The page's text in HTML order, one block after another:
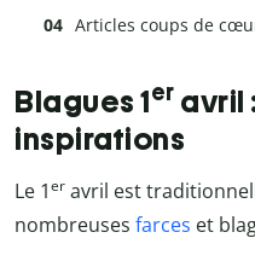
Articles coups de
Blagues 1er avril
inspirations
Le 1er avril est
nombreuses farces et